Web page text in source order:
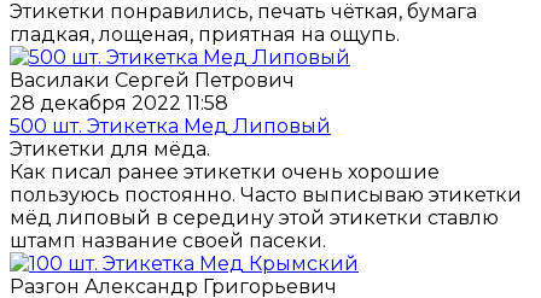
Этикетки понравились, печать чёткая, бумага
гладкая, лощеная, приятная на ощупь.
Василаки Сергей Петрович
28 декабря 2022 11:58
500 шт. Этикетка Мед Липовый
Этикетки для мёда.
Как писал ранее этикетки очень хорошие
пользуюсь постоянно. Часто выписываю этикетки
мёд липовый в середину этой этикетки ставлю
штамп название своей пасеки.
Разгон Александр Григорьевич